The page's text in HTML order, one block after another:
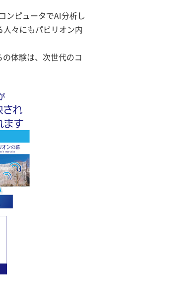
ンピュータでAI分析し
々にもパビリオン内
体験は、次世代のコ